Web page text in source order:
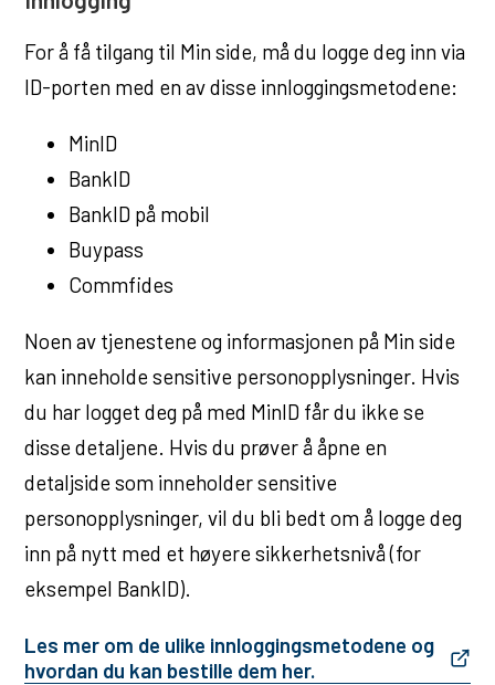
For å få tilgang til Min side, må du logge deg inn via
ID-porten med en av disse innloggingsmetodene:
MinID
BankID
BankID på mobil
Buypass
Commfides
Noen av tjenestene og informasjonen på Min side
kan inneholde sensitive personopplysninger. Hvis
du har logget deg på med MinID får du ikke se
disse detaljene. Hvis du prøver å åpne en
detaljside som inneholder sensitive
personopplysninger, vil du bli bedt om å logge deg
inn på nytt med et høyere sikkerhetsnivå (for
eksempel BankID).
Les mer om de ulike innloggingsmetodene og
hvordan du kan bestille dem her.